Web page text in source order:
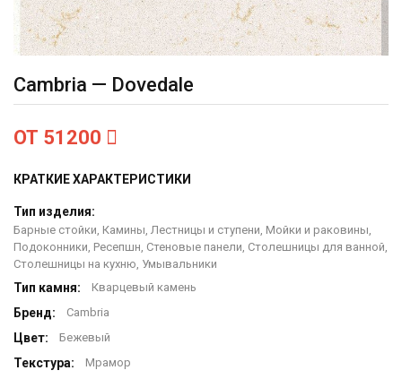
Cambria — Dovedale
ОТ 51200
КРАТКИЕ ХАРАКТЕРИСТИКИ
Тип изделия:
Барные стойки, Камины, Лестницы и ступени, Мойки и раковины,
Подоконники, Ресепшн, Стеновые панели, Столешницы для ванной,
Столешницы на кухню, Умывальники
Тип камня: Кварцевый камень
Бренд: Cambria
Цвет: Бежевый
Текстура: Мрамор